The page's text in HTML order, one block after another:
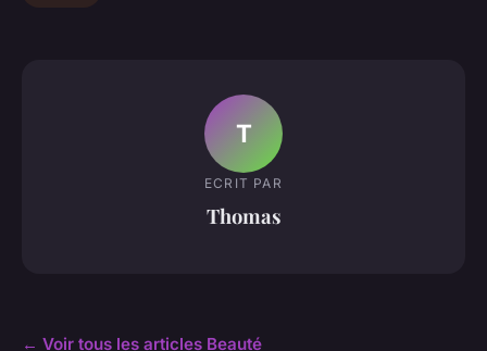
T
ECRIT PAR
Thomas
← Voir tous les articles Beauté